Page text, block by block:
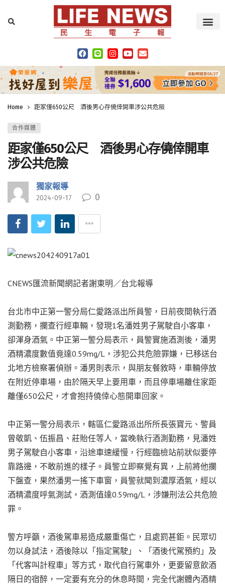
Home 距家僅650公尺 酒後男心存僥倖開車涉公共危險
合作媒體
距家僅650公尺 酒後男心存僥倖開車
涉公共危險
獨家報導
2024-09-17 0
CNEWS匯流新聞網記者謝東明／台北報導
台北市中正第一警分局仁愛路派出所員警，日前夜間執行酒
測勤務，攔查行經車輛，發現1名潘姓男子駕駛自小客車，
卻渾身酒氣。中正第一警分局表示，員警實施酒測後，潘男
酒精濃度數值竟達0.59mg/L，涉犯公共危險罪嫌，已移送台
北地方檢察署偵辦。潘男則表示，與朋友餐敘時，車輛停放
在附近停車場，由於隔天早上要用車，而且停車場離住家距
離僅650公尺，才會抱持僥倖心態開車回家。
中正第一警分局表示，轄區仁愛路派出所所長張寶元、警員
曾敬凱、伍振昌、莊貽任等人，當晚執行酒測勤務，見潘姓
男子駕駛自小客車，沿途車速緩慢，行經臨檢站前狀似要停
靠路邊，不敢前進的樣子。員警立即察覺有異，上前將他攔
下盤查，果然潘男一搖下車窗，員警就聞到濃厚酒氣，經以
酒精濃度呼氣測試，酒測值達0.59mg/L，涉嫌刑法公共危險
罪。
警方呼籲，酒後駕車易造成嚴重傷亡，且處罰甚鉅。民眾切
勿以身試法，酒後除以「指定駕駛」、「酒後代駕預約」及
「代客叫計程車」等方式，取代自行駕車外，更要留意飲酒
隔日的宿醉，一定要有充分的休息時間，完全代謝體內酒精